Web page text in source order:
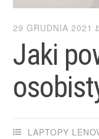
29 GRUDNIA 2021
Jaki
LAPTOPY